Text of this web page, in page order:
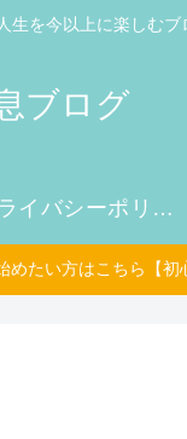
生を今以上に楽しむブ
ブログ
プライバシーポリシー
めたい方はこちら【